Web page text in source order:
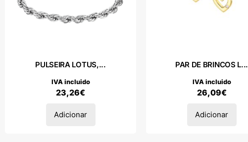
PULSEIRA LOTUS,...
23,26€
IVA incluido
Adicionar
PAR DE BRINCOS L...
26,09€
IVA incluido
Adicionar